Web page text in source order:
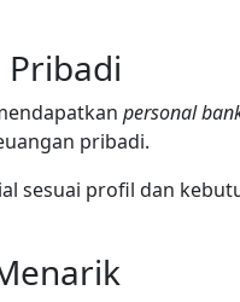
personal
pribadi.
sesuai profil dan